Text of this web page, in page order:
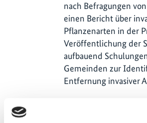
nach Befragungen
einen Bericht über
Pflanzenarten in der
Veröffentlichung der
aufbauend
Gemeinden zur
Entfernung invasiver
b. Bewertung der
und Erhebung